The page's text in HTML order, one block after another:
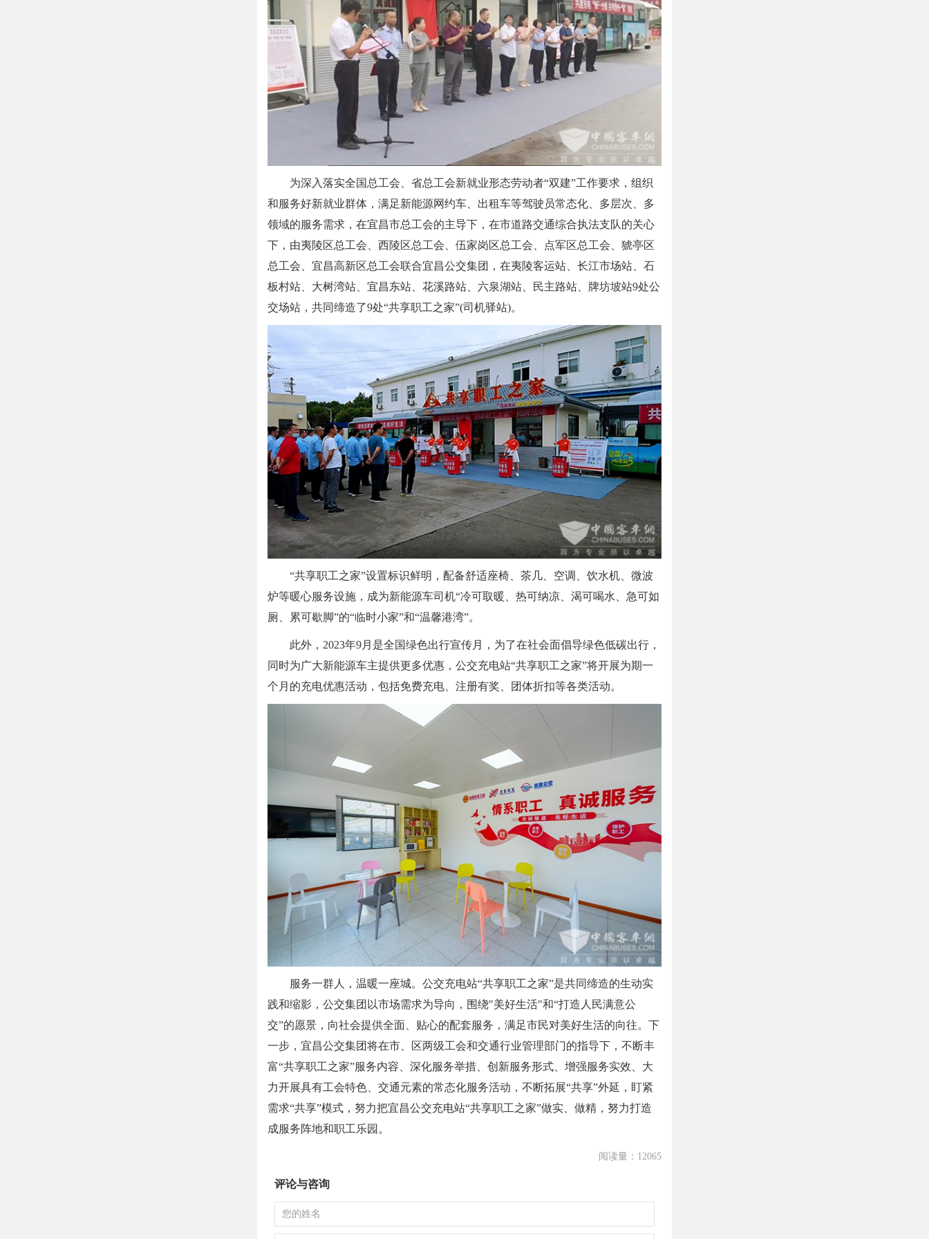
为深入落实全国总工会、省总工会新就业形态劳动者“双建”工作要求，组织
和服务好新就业群体，满足新能源网约车、出租车等驾驶员常态化、多层次、多
领域的服务需求，在宜昌市总工会的主导下，在市道路交通综合执法支队的关心
下，由夷陵区总工会、西陵区总工会、伍家岗区总工会、点军区总工会、猇亭区
总工会、宜昌高新区总工会联合宜昌公交集团，在夷陵客运站、长江市场站、石
板村站、大树湾站、宜昌东站、花溪路站、六泉湖站、民主路站、牌坊坡站9处公
交场站，共同缔造了9处“共享职工之家”(司机驿站)。
“共享职工之家”设置标识鲜明，配备舒适座椅、茶几、空调、饮水机、微波
炉等暖心服务设施，成为新能源车司机“冷可取暖、热可纳凉、渴可喝水、急可如
厕、累可歇脚”的“临时小家”和“温馨港湾”。
此外，2023年9月是全国绿色出行宣传月，为了在社会面倡导绿色低碳出行，
同时为广大新能源车主提供更多优惠，公交充电站“共享职工之家”将开展为期一
个月的充电优惠活动，包括免费充电、注册有奖、团体折扣等各类活动。
服务一群人，温暖一座城。公交充电站“共享职工之家”是共同缔造的生动实
践和缩影，公交集团以市场需求为导向，围绕"美好生活"和“打造人民满意公
交”的愿景，向社会提供全面、贴心的配套服务，满足市民对美好生活的向往。下
一步，宜昌公交集团将在市、区两级工会和交通行业管理部门的指导下，不断丰
富“共享职工之家”服务内容、深化服务举措、创新服务形式、增强服务实效、大
力开展具有工会特色、交通元素的常态化服务活动，不断拓展“共享”外延，盯紧
需求“共享”模式，努力把宜昌公交充电站“共享职工之家”做实、做精，努力打造
成服务阵地和职工乐园。
阅读量：12065
评论与咨询